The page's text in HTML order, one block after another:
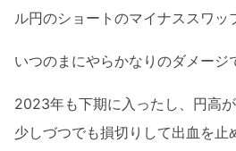
ル円のショートのマイナススワッ
いつのまにやらかなりのダメージ
2023年も下期に入ったし、円高が
少しづつでも損切りして出血を止